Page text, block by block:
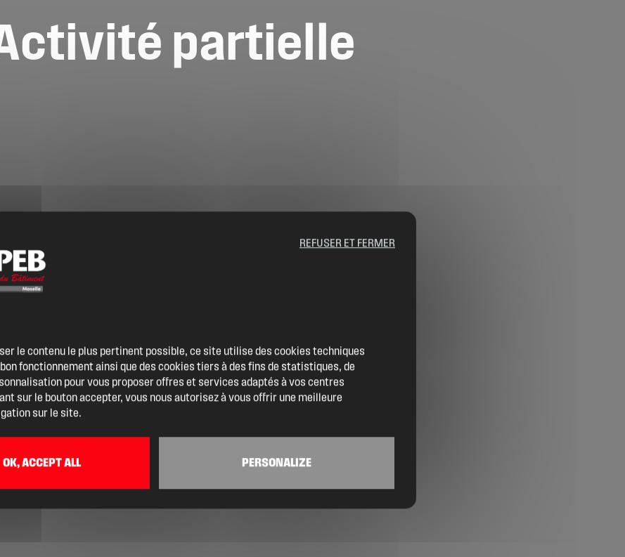
Location de salles
Trouver un artisan
Devenir adhérent
Espace adhérent
Billetterie
partielle
le contenu le plus pertinent possible, ce site utilise des cookies techniques
fonctionnement ainsi que des cookies tiers à des fins de statistiques, de
pour vous proposer offres et services adaptés à vos centres
sur le bouton accepter, vous nous autorisez à vous offrir une meilleure
sur le site.
OK, ACCEPT ALL
REFUSER ET FERMER
PERSONALIZE